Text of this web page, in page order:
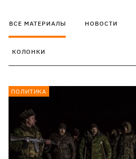
ВСЕ МАТЕРИАЛЫ НОВОСТИ
КОЛОНКИ
ПОЛИТИКА